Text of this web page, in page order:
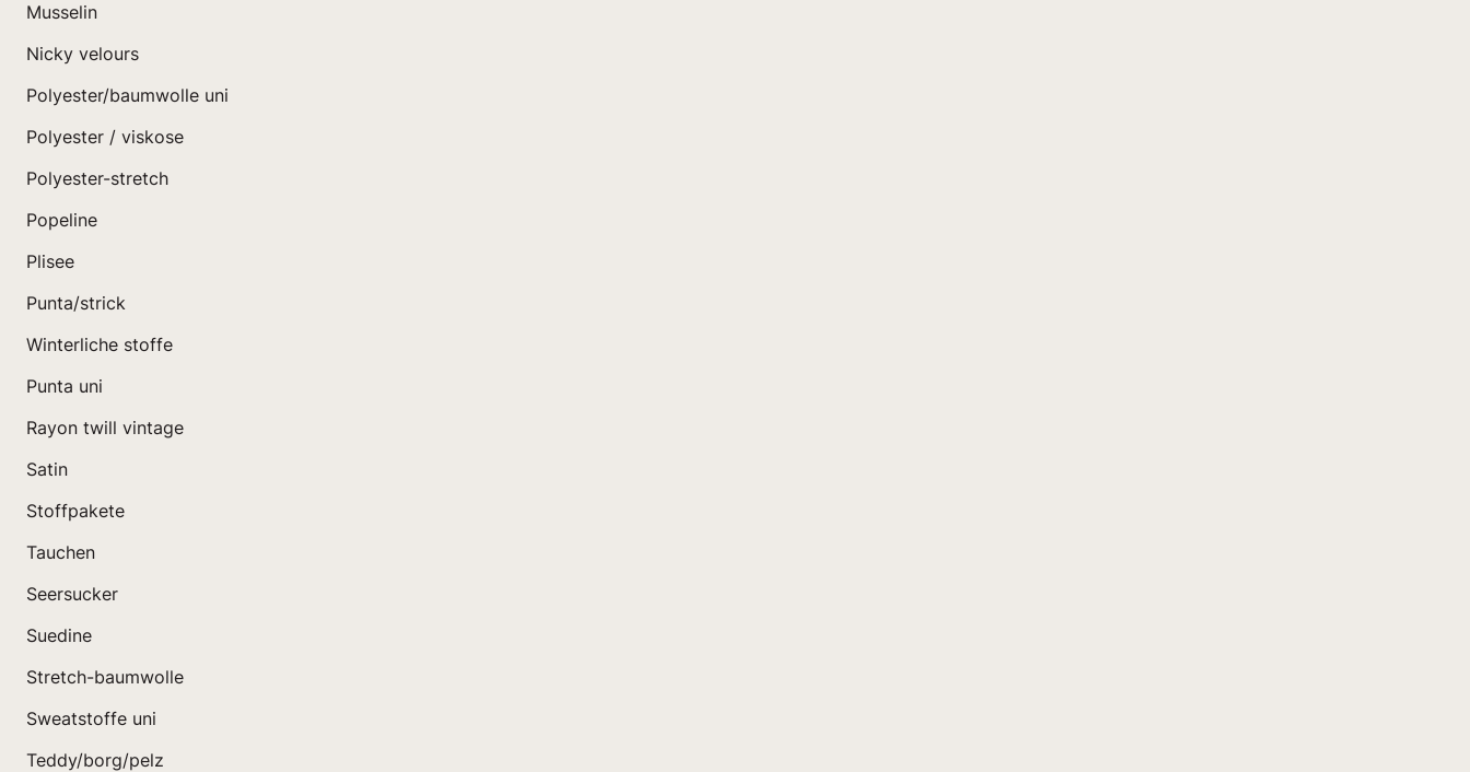
Musselin
Nicky velours
Polyester/baumwolle uni
Polyester / viskose
Polyester-stretch
Popeline
Plisee
Punta/strick
Winterliche stoffe
Punta uni
Rayon twill vintage
Satin
Stoffpakete
Tauchen
Seersucker
Suedine
Stretch-baumwolle
Sweatstoffe uni
Teddy/borg/pelz